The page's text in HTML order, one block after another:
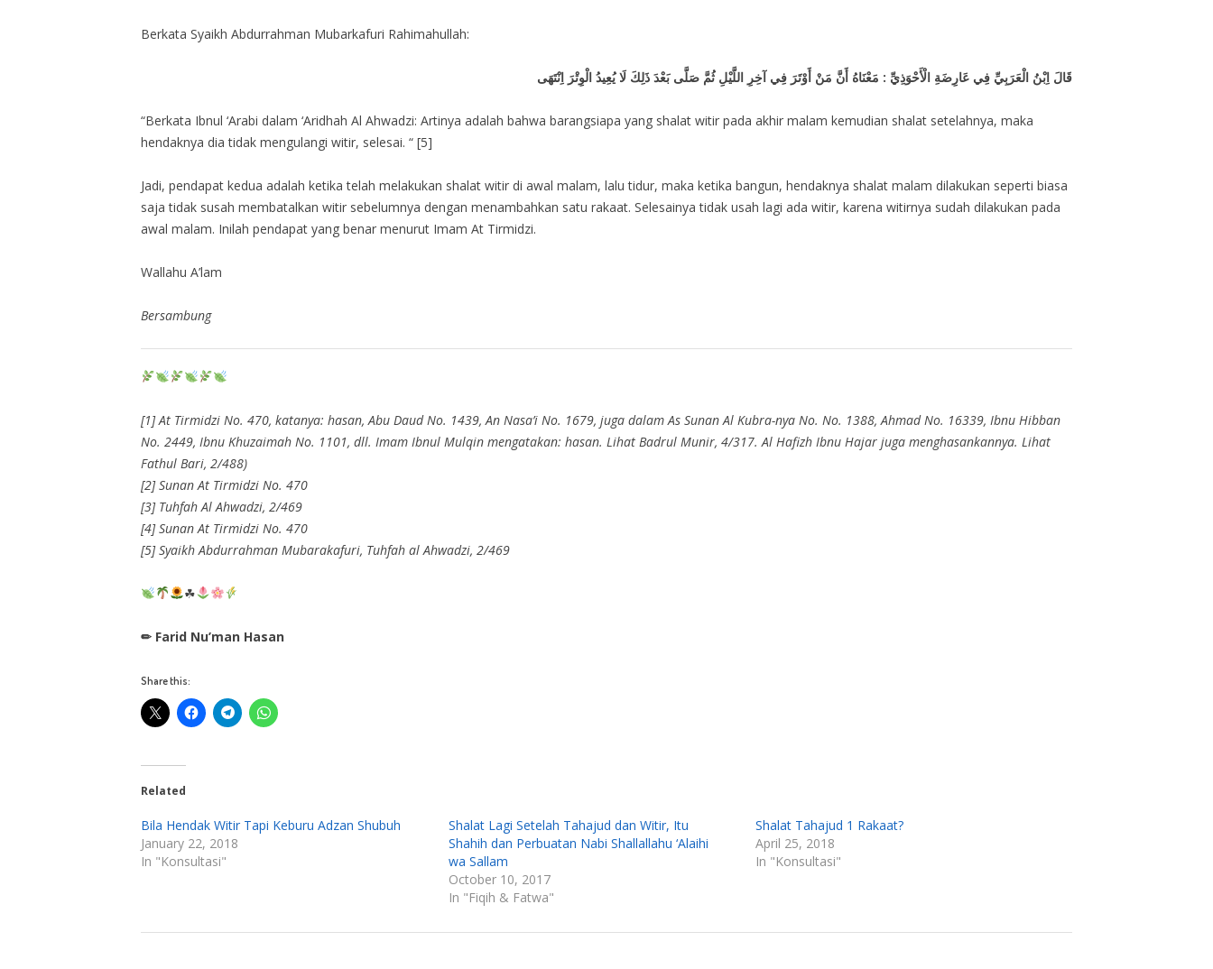
Berkata Syaikh Abdurrahman Mubarkafuri Rahimahullah:
قَالَ اِبْنُ الْعَرَبِيِّ فِي عَارِضَةِ الْأَحْوَذِيِّ : مَعْنَاهُ أَنَّ مَنْ أَوْتَرَ فِي آخِرِ اللَّيْلِ ثُمَّ صَلَّى بَعْدَ ذَلِكَ لَا يُعِيدُ الْوِتْرَ اِنْتَهَى
“Berkata Ibnul ‘Arabi dalam ‘Aridhah Al Ahwadzi: Artinya adalah bahwa barangsiapa yang shalat witir pada akhir malam kemudian shalat setelahnya, maka
hendaknya dia tidak mengulangi witir, selesai. “ [5]
Jadi, pendapat kedua adalah ketika telah melakukan shalat witir di awal malam, lalu tidur, maka ketika bangun, hendaknya shalat malam dilakukan seperti biasa
saja tidak susah membatalkan witir sebelumnya dengan menambahkan satu rakaat. Selesainya tidak usah lagi ada witir, karena witirnya sudah dilakukan pada
awal malam. Inilah pendapat yang benar menurut Imam At Tirmidzi.
Wallahu A’lam
Bersambung
[1] At Tirmidzi No. 470, katanya: hasan, Abu Daud No. 1439, An Nasa’i No. 1679, juga dalam As Sunan Al Kubra-nya No. No. 1388, Ahmad No. 16339, Ibnu Hibban
No. 2449, Ibnu Khuzaimah No. 1101, dll. Imam Ibnul Mulqin mengatakan: hasan. Lihat Badrul Munir, 4/317. Al Hafizh Ibnu Hajar juga menghasankannya. Lihat
Fathul Bari, 2/488)
[2] Sunan At Tirmidzi No. 470
[3] Tuhfah Al Ahwadzi, 2/469
[4] Sunan At Tirmidzi No. 470
[5] Syaikh Abdurrahman Mubarakafuri, Tuhfah al Ahwadzi, 2/469
☘
✏ Farid Nu’man Hasan
Share this:
Related
Bila Hendak Witir Tapi Keburu Adzan Shubuh
January 22, 2018
In "Konsultasi"
Shalat Lagi Setelah Tahajud dan Witir, Itu
Shahih dan Perbuatan Nabi Shallallahu ‘Alaihi
wa Sallam
October 10, 2017
In "Fiqih & Fatwa"
Shalat Tahajud 1 Rakaat?
April 25, 2018
In "Konsultasi"